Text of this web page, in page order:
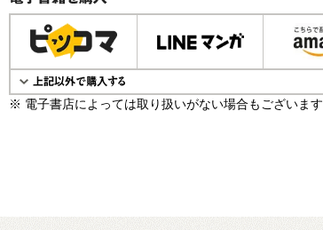
電子書籍で購入
※ 電子書店によっては取り扱いがない場合もございます